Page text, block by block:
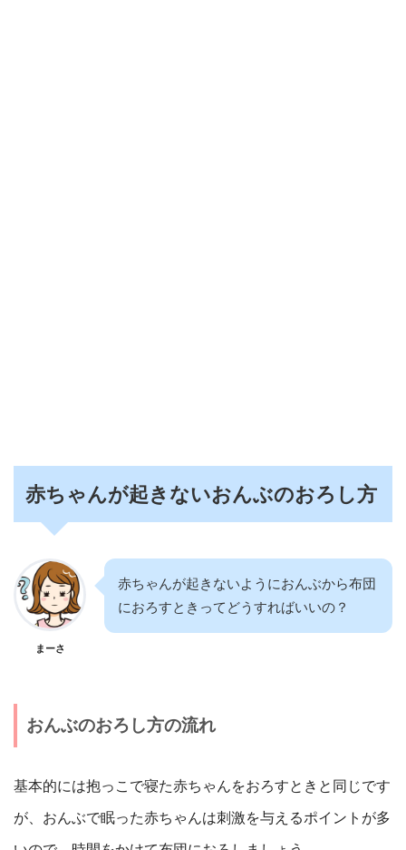
赤ちゃんが起きないおんぶのおろし方
まーさ
赤ちゃんが起きないようにおんぶから布団
におろすときってどうすればいいの？
おんぶのおろし方の流れ
基本的には抱っこで寝た赤ちゃんをおろすときと同じです
が、おんぶで眠った赤ちゃんは刺激を与えるポイントが多